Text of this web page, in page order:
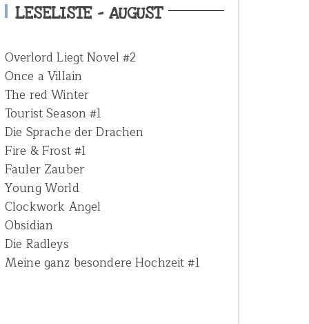
f
r
:
LESELISTE – AUGUST
Overlord Liegt Novel #2
Once a Villain
The red Winter
Tourist Season #1
Die Sprache der Drachen
Fire & Frost #1
Fauler Zauber
Young World
Clockwork Angel
Obsidian
Die Radleys
Meine ganz besondere Hochzeit #1